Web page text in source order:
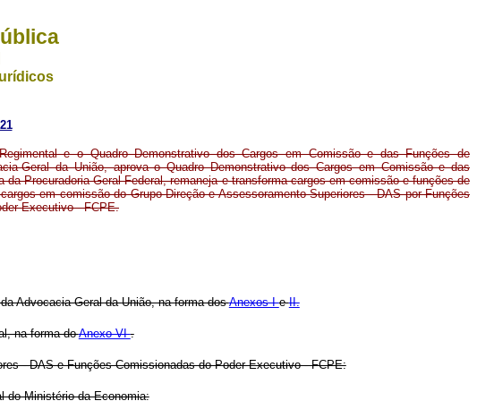
e o Quadro Demonstrativo dos Cargos em Comissão e das Funções de
Geral da União, aprova o Quadro Demonstrativo dos Cargos em Comissão e das
da Procuradoria-Geral Federal, remaneja e transforma cargos em comissão e funções de
em comissão do Grupo-Direção e Assessoramento Superiores - DAS por Funções
Executivo - FCPE.
Advocacia-Geral da União, na forma dosAnexos IeII.
na forma doAnexo VI.
- DAS e Funções Comissionadas do Poder Executivo - FCPE:
do Ministério da Economia: